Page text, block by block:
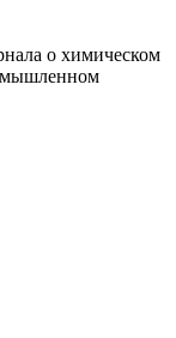
о химическом